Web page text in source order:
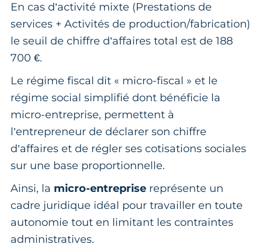
En cas d’activité mixte (Prestations de
services + Activités de production/fabrication)
le seuil de chiffre d’affaires total est de 188
700 €.
Le régime fiscal dit « micro-fiscal » et le
régime social simplifié dont bénéficie la
micro-entreprise, permettent à
l’entrepreneur de déclarer son chiffre
d’affaires et de régler ses cotisations sociales
sur une base proportionnelle.
Ainsi, la micro-entreprise représente un
cadre juridique idéal pour travailler en toute
autonomie tout en limitant les contraintes
administratives.